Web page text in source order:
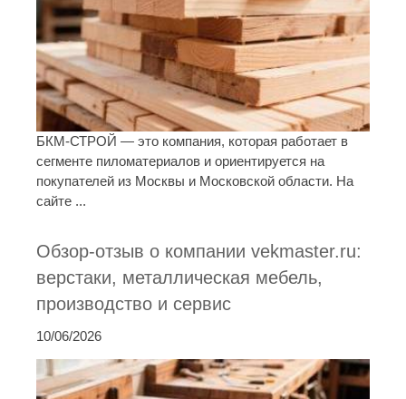
БКМ-СТРОЙ — это компания, которая работает в
сегменте пиломатериалов и ориентируется на
покупателей из Москвы и Московской области. На
сайте ...
Обзор-отзыв о компании vekmaster.ru:
верстаки, металлическая мебель,
производство и сервис
10/06/2026